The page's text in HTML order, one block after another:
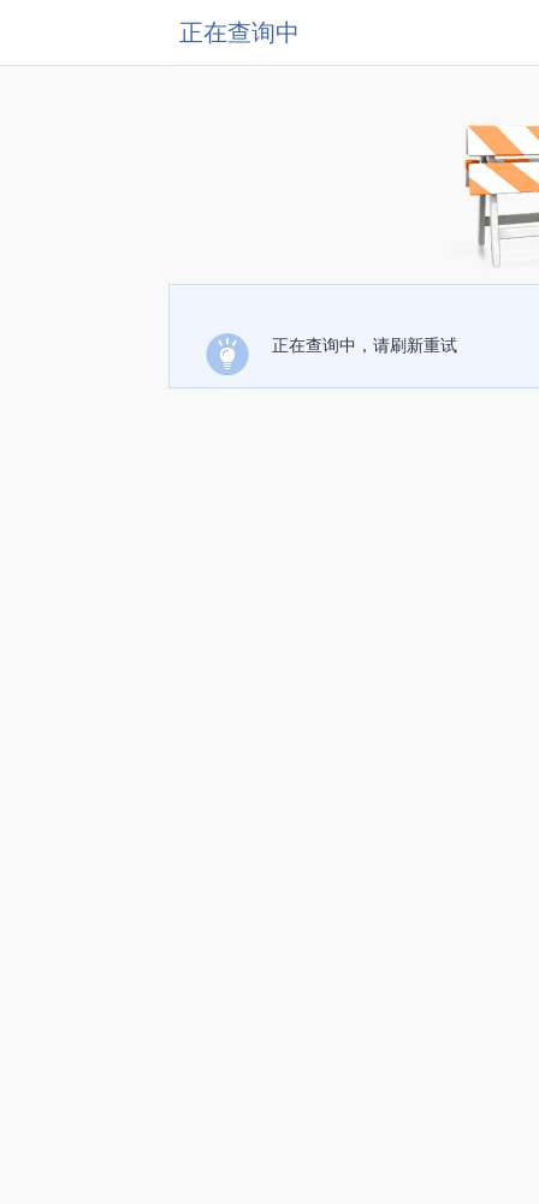
正在查询中
正在查询中，请刷新重试